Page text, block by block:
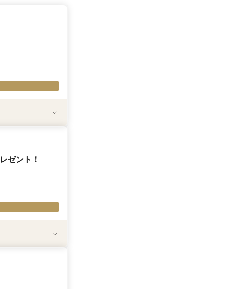
ゼント！